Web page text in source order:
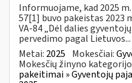
Informuojame, kad 2025
57[1] buvo pakeistas 2023
VA-84 „Dėl dalies
pervedimo pagal Lietuvos...
Metai: 2025 Mokesčiai:
Mokesčių žinyno
pakeitimai » Gyventojų